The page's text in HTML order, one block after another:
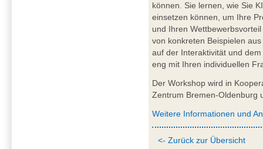
können. Sie lernen, wie Sie
einsetzen können, um Ihre
und Ihren
von konkreten Beispielen
auf der Interaktivität und
eng mit Ihren individuellen
Der Workshop wird in
Zentrum Bremen-Oldenburg
Weitere Informationen und
<- Zurück zur Übersicht